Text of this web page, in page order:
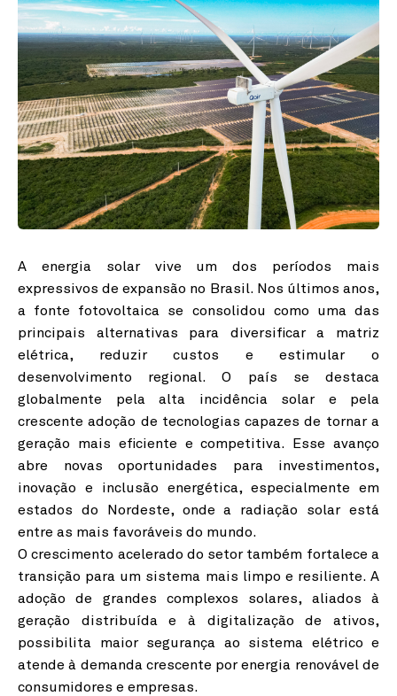
PT EN
Contato
Qair
Brasil
on
Linkedin
Qair
Brasil
on
Instagram
A energia solar vive um dos períodos mais
expressivos de expansão no Brasil. Nos últimos anos,
a fonte fotovoltaica se consolidou como uma das
principais alternativas para diversificar a matriz
elétrica, reduzir custos e estimular o
desenvolvimento regional. O país se destaca
globalmente pela alta incidência solar e pela
crescente adoção de tecnologias capazes de tornar a
geração mais eficiente e competitiva. Esse avanço
abre novas oportunidades para investimentos,
inovação e inclusão energética, especialmente em
estados do Nordeste, onde a radiação solar está
entre as mais favoráveis do mundo.
O crescimento acelerado do setor também fortalece a
transição para um sistema mais limpo e resiliente. A
adoção de grandes complexos solares, aliados à
geração distribuída e à digitalização de ativos,
possibilita maior segurança ao sistema elétrico e
atende à demanda crescente por energia renovável de
consumidores e empresas.